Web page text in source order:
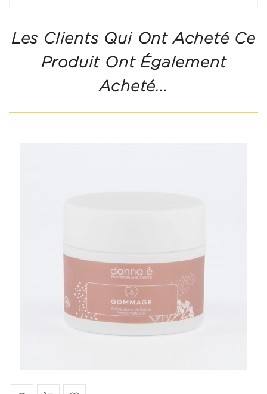
Les Clients Qui Ont Acheté Ce
Produit Ont Également
Acheté...